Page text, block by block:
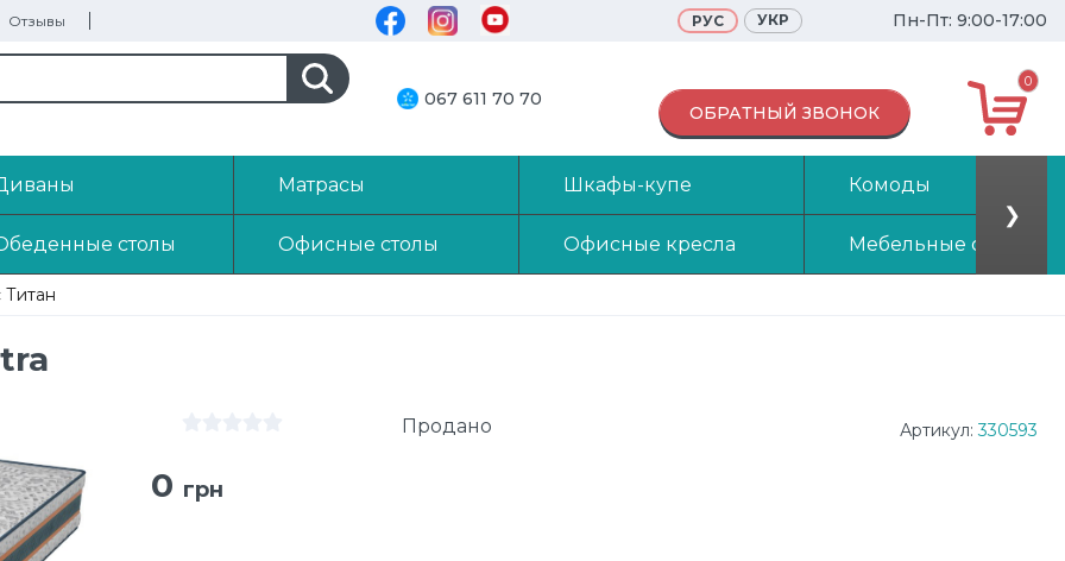
Отзывы РУС УКР Пн-Пт: 9:00-17:00
067 611 70 70
ОБРАТНЫЙ ЗВОНОК
0
Матрасы Шкафы-купе Комоды
столы Офисные столы Офисные кресла Мебельные стенки
❯
Продано Артикул:330593
0 грн